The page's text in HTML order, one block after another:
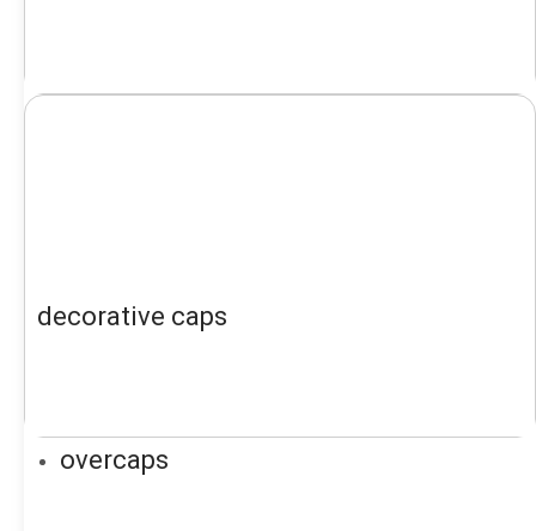
decorative caps
overcaps